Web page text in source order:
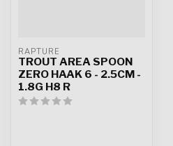
RAPTURE
TROUT AREA SPOON
ZERO HAAK 6 - 2.5CM -
1.8G H8 R